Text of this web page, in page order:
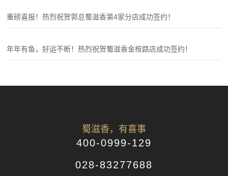
重磅喜报！热烈祝贺郭总蜀滋香第4家分店成功签约！
年年有鱼，好运不断！热烈祝贺蜀滋香金桉路店成功签约！
蜀滋香，有喜事
400-0999-129
028-83277688